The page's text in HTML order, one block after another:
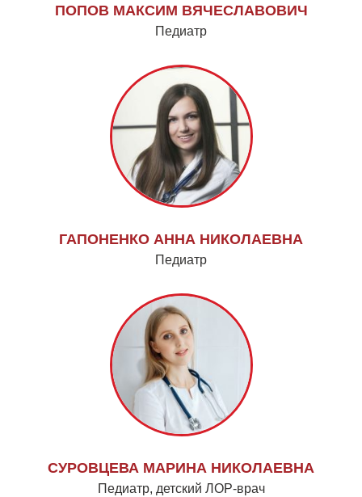
ПОПОВ МАКСИМ ВЯЧЕСЛАВОВИЧ
Педиатр
ГАПОНЕНКО АННА НИКОЛАЕВНА
Педиатр
СУРОВЦЕВА МАРИНА НИКОЛАЕВНА
Педиатр, детский ЛОР-врач